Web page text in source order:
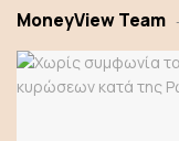
MoneyView Team